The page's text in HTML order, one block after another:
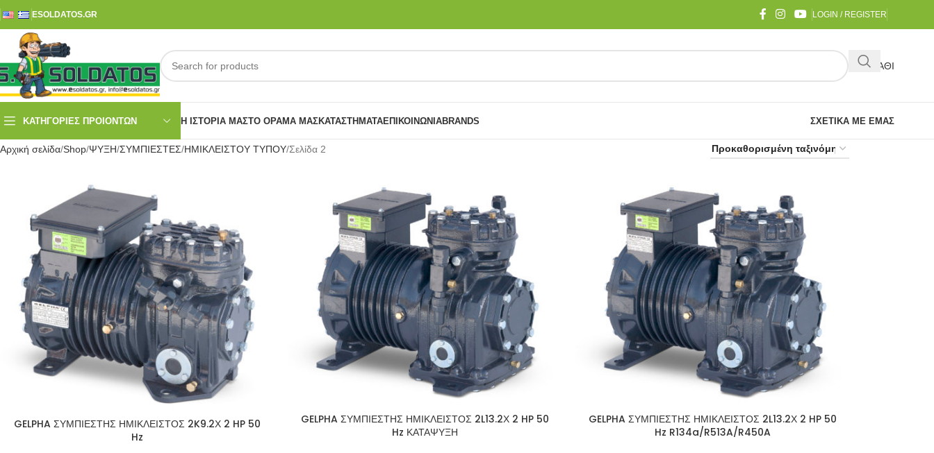
ESOLDATOS.GR LOGIN / REGISTER
ΚΑΛΑΘΙ
ΚΑΤΗΓΟΡΙΕΣ ΠΡΟΙΟΝΤΩΝ Η ΙΣΤΟΡΊΑ ΜΑΣΤΟ ΌΡΑΜΑ ΜΑΣΚΑΤΑΣΤΉΜΑΤΑΕΠΙΚΟΙΝΩΝΙΑBRANDS ΣΧΕΤΙΚΆ ΜΕ ΕΜΆΣ
Αρχική σελίδα Shop ΨΥΞΗ ΣΥΜΠΙΕΣΤΕΣ ΗΜΙΚΛΕΙΣΤΟΥ ΤΥΠΟΥ Σελίδα 2
GELPHA ΣΥΜΠΙΕΣΤΗΣ ΗΜΙΚΛΕΙΣΤΟΣ 2K9.2Χ 2 HP 50
Hz
GELPHA ΣΥΜΠΙΕΣΤΗΣ ΗΜΙΚΛΕΙΣΤΟΣ 2L13.2Χ 2 HP 50
Hz ΚΑΤΑΨΥΞΗ
GELPHA ΣΥΜΠΙΕΣΤΗΣ ΗΜΙΚΛΕΙΣΤΟΣ 2L13.2Χ 2 HP 50
Hz R134a/R513A/R450A